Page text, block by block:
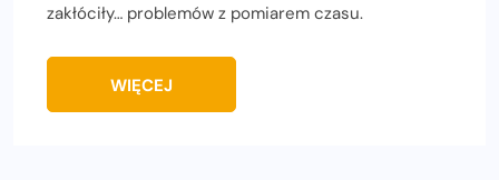
zakłóciły… problemów z pomiarem czasu.
WIĘCEJ